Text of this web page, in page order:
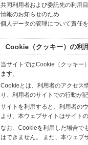
共同利用者および委託先の利用
情報のお知らせのため
個人データの管理について責任
Cookie（クッキー）の利
当サイトではCookie（クッキー
ます。
Cookieとは、利用者のアクセス
り、利用者のサイトでの行動が
サイトを利用すると、利用者の
より、本ウェブサイトはサイト
なお、Cookieを利用した場合で
はできません。 また、本ウェブ